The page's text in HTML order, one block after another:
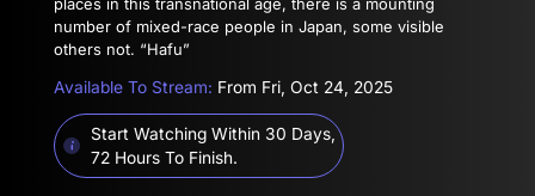
places in this transnational age, there is a mounting
number of mixed-race people in Japan, some visible
others not. “Hafu”
Available To Stream: From Fri, Oct 24, 2025
Start Watching Within 30 Days,
72 Hours To Finish.